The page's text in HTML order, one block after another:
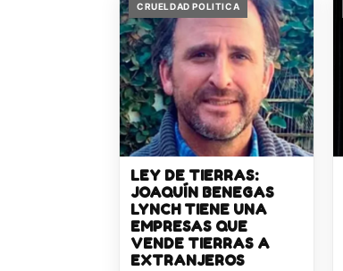
CRUELDAD POLITICA
LEY DE TIERRAS:
JOAQUÍN BENEGAS
LYNCH TIENE UNA
EMPRESAS QUE
VENDE TIERRAS A
EXTRANJEROS